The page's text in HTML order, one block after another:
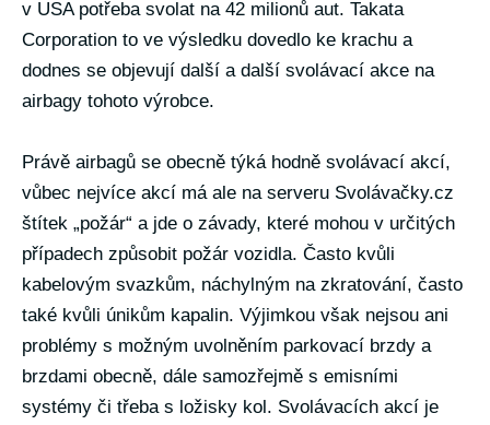
v USA potřeba svolat na 42 milionů aut. Takata
Corporation to ve výsledku dovedlo ke krachu a
dodnes se objevují další a další svolávací akce na
airbagy tohoto výrobce.
Právě airbagů se obecně týká hodně svolávací akcí,
vůbec nejvíce akcí má ale na serveru Svolávačky.cz
štítek „požár“ a jde o závady, které mohou v určitých
případech způsobit požár vozidla. Často kvůli
kabelovým svazkům, náchylným na zkratování, často
také kvůli únikům kapalin. Výjimkou však nejsou ani
problémy s možným uvolněním parkovací brzdy a
brzdami obecně, dále samozřejmě s emisními
systémy či třeba s ložisky kol. Svolávacích akcí je